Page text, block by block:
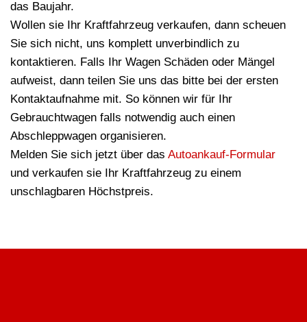
das Baujahr.
Wollen sie Ihr Kraftfahrzeug verkaufen, dann scheuen
Sie sich nicht, uns komplett unverbindlich zu
kontaktieren. Falls Ihr Wagen Schäden oder Mängel
aufweist, dann teilen Sie uns das bitte bei der ersten
Kontaktaufnahme mit. So können wir für Ihr
Gebrauchtwagen falls notwendig auch einen
Abschleppwagen organisieren.
Melden Sie sich jetzt über das Autoankauf-Formular
und verkaufen sie Ihr Kraftfahrzeug zu einem
unschlagbaren Höchstpreis.